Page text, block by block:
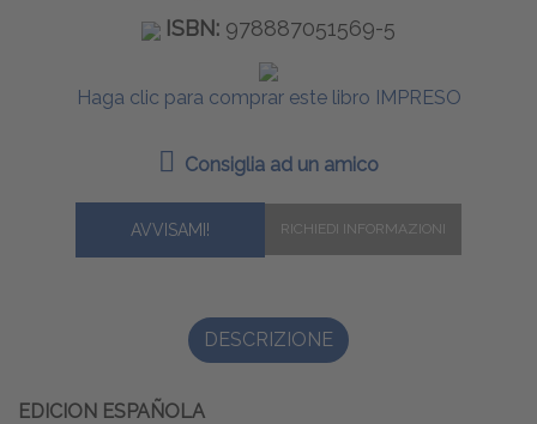
ISBN: 978887051569-5
Haga clic para comprar este libro IMPRESO
Consiglia ad un amico
AVVISAMI!
DESCRIZIONE
EDICION ESPAÑOLA